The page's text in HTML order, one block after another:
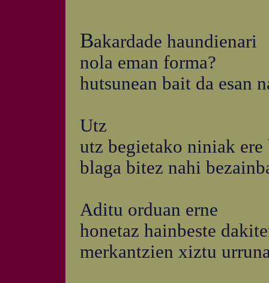
Bakardade haundienari
nola eman forma?
hutsunean bait da esan
Utz
utz begietako niniak
blaga bitez nahi
Aditu orduan erne
honetaz hainbeste
merkantzien xiztu